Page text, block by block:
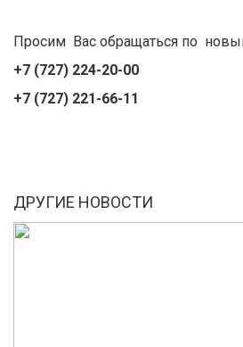
Просим Вас обращаться по
+7 (727) 224-20-00
+7 (727) 221-66-11
ДРУГИЕ НОВОСТИ